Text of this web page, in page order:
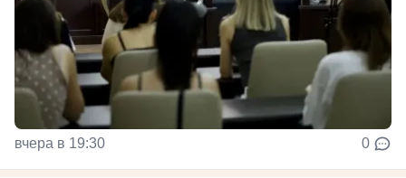
вчера в 19:30 0